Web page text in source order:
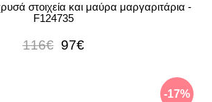
στοιχεία και μαύρα μαργαριτάρια -
F124735
116€ 97€
-17%